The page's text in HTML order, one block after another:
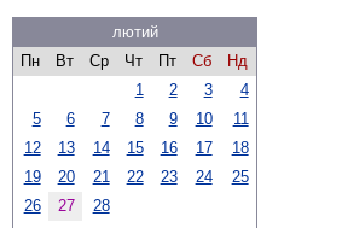
лютий
Пн
Вт Ср Чт Пт Сб
Нд
1
2 3
4
5
6 7 8 9 10
11
12
13 14 15 16 17
18
19
20 21 22 23 24
25
26
27 28